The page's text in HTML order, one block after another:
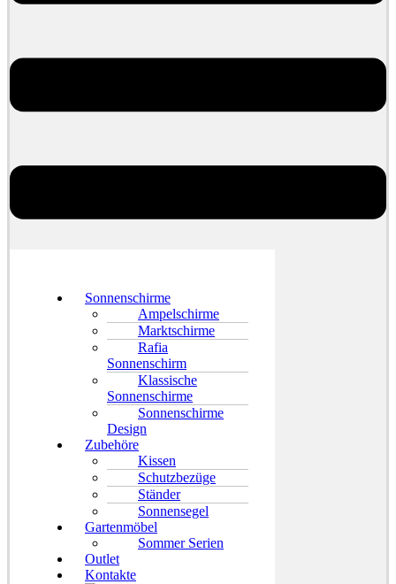
Sonnenschirme
Ampelschirme
Marktschirme
Rafia
Sonnenschirm
Klassische
Sonnenschirme
Sonnenschirme
Design
Zubehöre
Kissen
Schutzbezüge
Ständer
Sonnensegel
Gartenmöbel
Sommer Serien
Outlet
Kontakte